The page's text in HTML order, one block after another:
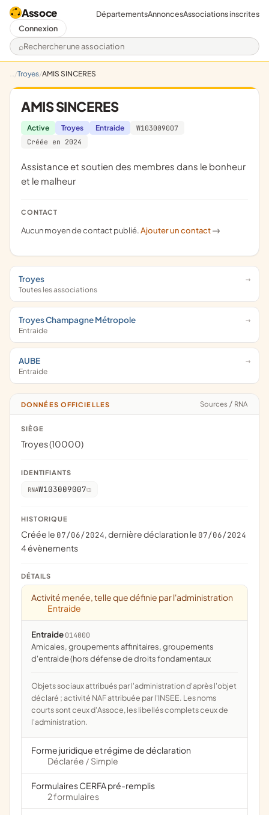
Assoce
Rechercher une association
DépartementsAnnoncesAssociations inscrites
Connexion
Troyes AMIS SINCERES
AMIS SINCERES
Active Troyes Entraide
W103009007
Créée en 2024
assistance et soutien des membres dans le bonheur
et le malheur
CONTACT
Aucun moyen de contact publié.Ajouter un contact ->
Troyes
Toutes les associations
Troyes Champagne Métropole
Entraide
AUBE
Entraide
DONNÉES OFFICIELLES Sources / RNA
SIÈGE
Troyes (10000)
IDENTIFIANTS
RNAW103009007
HISTORIQUE
Créée le 07/06/2024, dernière déclaration le 07/06/2024
4 évènements
DÉTAILS
Activité menée, telle que définie par l'administration
Entraide
Entraide 014000
amicales, groupements affinitaires, groupements
d'entraide (hors défense de droits fondamentaux
Objets sociaux attribués par l'administration d'après l'objet
déclaré ; activité NAF attribuée par l'INSEE. Les noms
courts sont ceux d'Assoce, les libellés complets ceux de
l'administration.
Forme juridique et régime de déclaration
Déclarée / Simple
Formulaires CERFA pré-remplis
2 formulaires